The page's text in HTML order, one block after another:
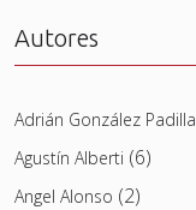
Autores
Adrián González Padilla
Agustín Alberti (6)
Angel Alonso (2)